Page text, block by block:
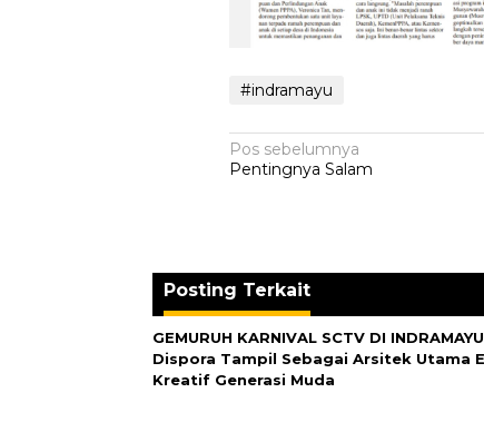
#indramayu
Navigasi
pos
Pos sebelumnya
Pentingnya Salam
Posting Terkait
GEMURUH KARNIVAL SCTV DI
Dispora Tampil Sebagai Arsitek Utama
Kreatif Generasi Muda